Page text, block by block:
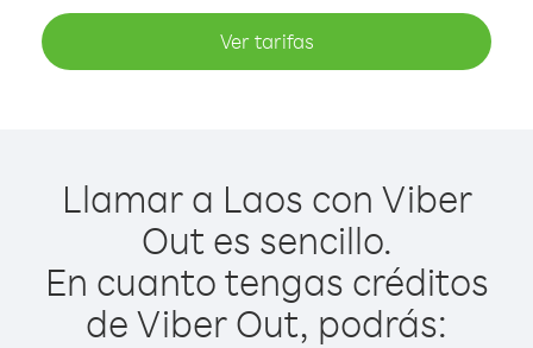
Ver tarifas
Llamar a Laos con Viber
Out es sencillo.
En cuanto tengas créditos
de Viber Out, podrás: